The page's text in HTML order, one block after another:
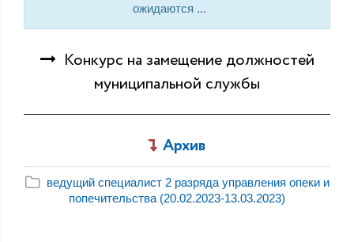
ожидаются ...
Конкурс на замещение должностей
муниципальной службы
Архив
ведущий специалист 2 разряда управления опеки и
попечительства (20.02.2023-13.03.2023)